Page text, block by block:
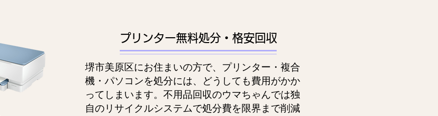
プリンター無料処分・格安回収
堺市美原区にお住まいの方で、プリンター・複合
機・パソコンを処分には、どうしても費用がかか
ってしまいます。不用品回収のウマちゃんでは独
自のリサイクルシステムで処分費を限界まで削減